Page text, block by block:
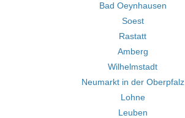
Bad Oeynhausen
Soest
Rastatt
Amberg
Wilhelmstadt
Neumarkt in der Oberpfalz
Lohne
Leuben